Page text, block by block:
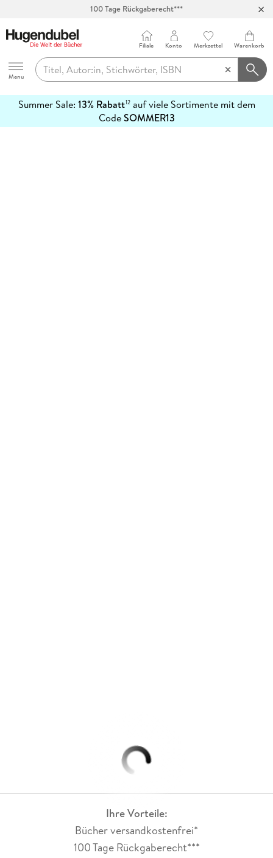
100 Tage Rückgaberecht***
Hugendubel
Menu
Filiale Konto Merkzettel Warenkorb
Summer Sale: 13% Rabatt12auf viele Sortimente mit dem
CodeSOMMER13
erfahren
Ihre Vorteile:
Bücher versandkostenfrei*
100 Tage Rückgaberecht***